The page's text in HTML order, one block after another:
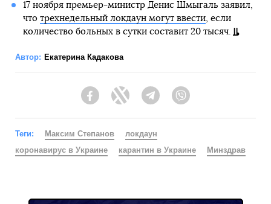
17 ноября премьер-министр Денис Шмыгаль заявил,
что трехнедельный локдаун могут ввести, если
количество больных в сутки составит 20 тысяч.
Автор: Екатерина Кадакова
FacebookTwitter Telegram
Теги: Максим Степанов
локдаун
коронавирус в Украине
карантин в Украине Минздрав